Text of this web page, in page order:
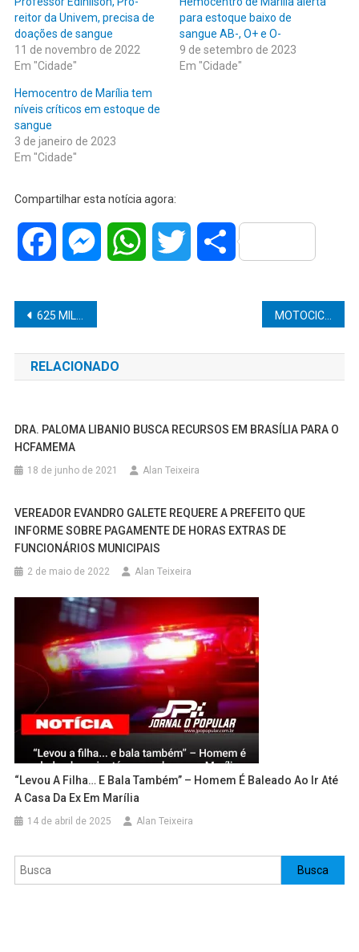
reitor da Univem, precisa de
doações de sangue
11 de novembro de 2022
Em "Cidade"
para estoque baixo de
sangue AB-, O+ e O-
9 de setembro de 2023
Em "Cidade"
Hemocentro de Marília tem
níveis críticos em estoque de
sangue
3 de janeiro de 2023
Em "Cidade"
Compartilhar esta notícia agora:
Facebook MessengerWhatsAppTwitter Share
Navegação
de
Post
625 MIL PESSOAS DEVEM DEVOLVER O AUXÍLIO EMERGENCIAL MOTOCICLISTA É PRESO COM DROGAS NO JARDIM CAVALLARI
RELACIONADO
DRA. PALOMA LIBANIO BUSCA RECURSOS EM BRASÍLIA PARA O
HCFAMEMA
18 de junho de 2021 Alan Teixeira
VEREADOR EVANDRO GALETE REQUERE A PREFEITO QUE
INFORME SOBRE PAGAMENTE DE HORAS EXTRAS DE
FUNCIONÁRIOS MUNICIPAIS
2 de maio de 2022 Alan Teixeira
“Levou A Filha… E Bala Também” – Homem É Baleado Ao Ir Até
A Casa Da Ex Em Marília
14 de abril de 2025 Alan Teixeira
Pesquisar Busca